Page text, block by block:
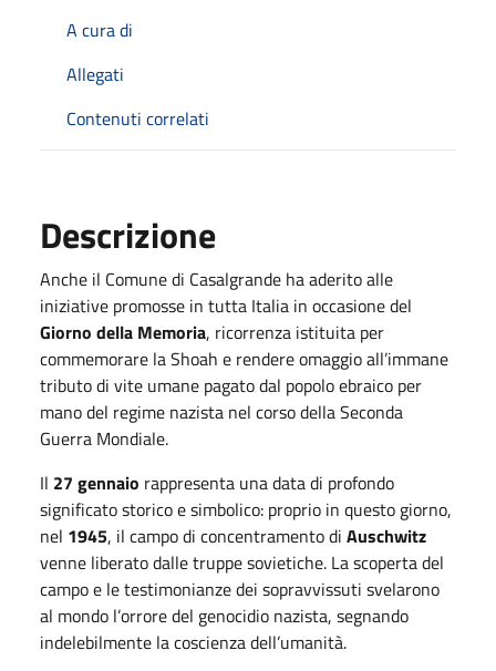
A cura di
Allegati
Contenuti correlati
Descrizione
Anche il Comune di Casalgrande ha aderito alle
iniziative promosse in tutta Italia in occasione del
Giorno della Memoria, ricorrenza istituita per
commemorare la Shoah e rendere omaggio all’immane
tributo di vite umane pagato dal popolo ebraico per
mano del regime nazista nel corso della Seconda
Guerra Mondiale.
Il 27 gennaio rappresenta una data di profondo
significato storico e simbolico: proprio in questo giorno,
nel 1945, il campo di concentramento di Auschwitz
venne liberato dalle truppe sovietiche. La scoperta del
campo e le testimonianze dei sopravvissuti svelarono
al mondo l’orrore del genocidio nazista, segnando
indelebilmente la coscienza dell’umanità.